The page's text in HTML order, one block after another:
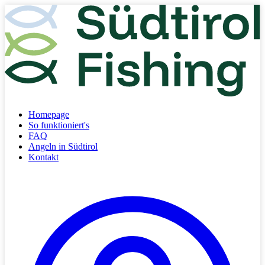
Homepage
So funktioniert's
FAQ
Angeln in Südtirol
Kontakt